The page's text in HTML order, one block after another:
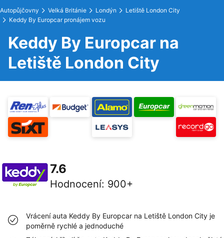
Autopůjčovny Velká Británie Londýn
Letiště London City
Keddy By Europcar pronájem vozu
Keddy By Europcar na
Letiště London City
7.6
Hodnocení: 900+
Vrácení auta Keddy By Europcar na Letiště London City je
poměrně rychlé a jednoduché